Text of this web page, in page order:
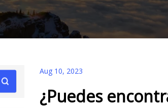
Aug 10, 2023
¿Puedes